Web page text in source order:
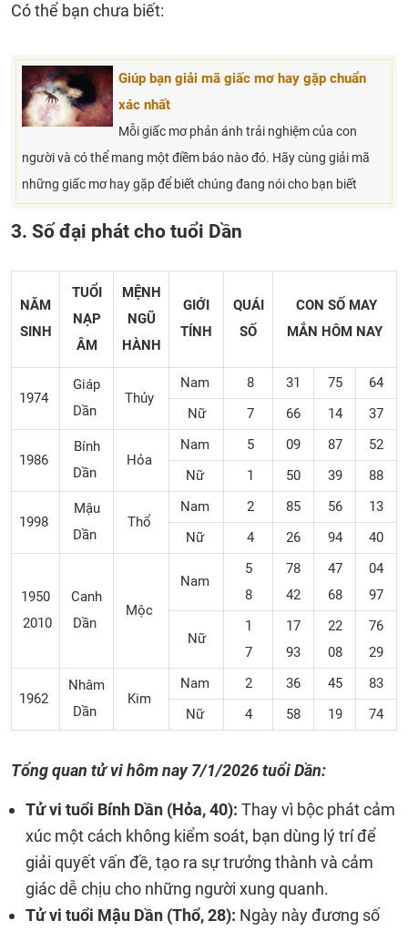
Có thể bạn chưa biết:
Giúp bạn giải mã giấc mơ hay gặp chuẩn
xác nhất
Mỗi giấc mơ phản ánh trải nghiệm của con
người và có thể mang một điềm báo nào đó. Hãy cùng giải mã
những giấc mơ hay gặp để biết chúng đang nói cho bạn biết
3. Số đại phát cho tuổi Dần
NĂM
SINH
TUỔI
NẠP
ÂM
MỆNH
NGŨ
HÀNH
GIỚI
TÍNH
QUÁI
SỐ
CON SỐ MAY
MẮN HÔM NAY
1974
Giáp
Dần
Thủy
Nam 8 31 75
64
Nữ
7 66 14 37
1986
Bính
Dần
Hỏa
Nam 5 09 87
52
Nữ
1 50 39 88
1998
Mậu
Dần
Thổ
Nam 2 85 56
13
Nữ
4 26 94 40
1950
2010
Canh
Dần
Mộc
Nam
5
8
78
42
47
68
04
97
Nữ
1
7
17
93
22
08
76
29
1962
Nhâm
Dần
Kim
Nam 2 36 45
83
Nữ
4 58 19 74
Tổng quan tử vi hôm nay7/1/2026 tuổi Dần:
Tử vi tuổi Bính Dần (Hỏa, 40): Thay vì bộc phát cảm
xúc một cách không kiểm soát, bạn dùng lý trí để
giải quyết vấn đề, tạo ra sự trưởng thành và cảm
giác dễ chịu cho những người xung quanh.
Tử vi tuổi Mậu Dần (Thổ, 28): Ngày này đương số